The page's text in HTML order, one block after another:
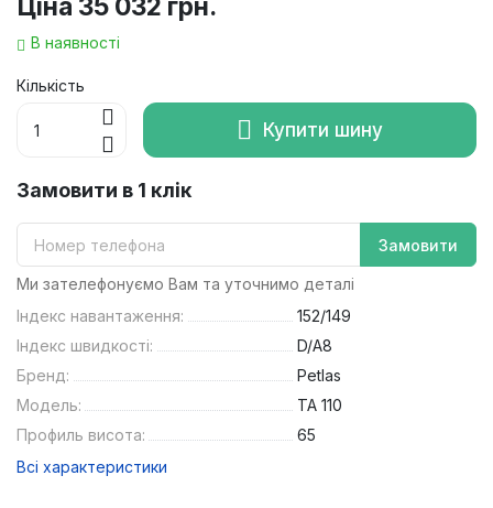
Ціна 35 032 грн.
В наявності
Кількість
Купити шину
Замовити в 1 клік
Замовити
Ми зателефонуємо Вам та уточнимо деталі
Індекс навантаження:
152/149
Індекс швидкості:
D/A8
Бренд:
Petlas
Модель:
TA 110
Профиль висота:
65
Всі характеристики